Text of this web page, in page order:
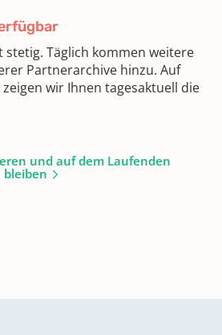
stetig. Täglich kommen weitere
Partnerarchive hinzu. Auf
wir Ihnen tagesaktuell die
und auf dem Laufenden
bleiben